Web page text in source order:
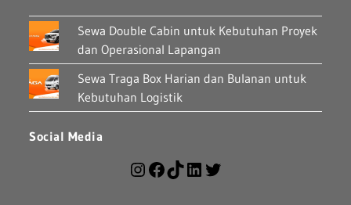
Sewa Double Cabin untuk Kebutuhan Proyek
dan Operasional Lapangan
Sewa Traga Box Harian dan Bulanan untuk
Kebutuhan Logistik
Social Media